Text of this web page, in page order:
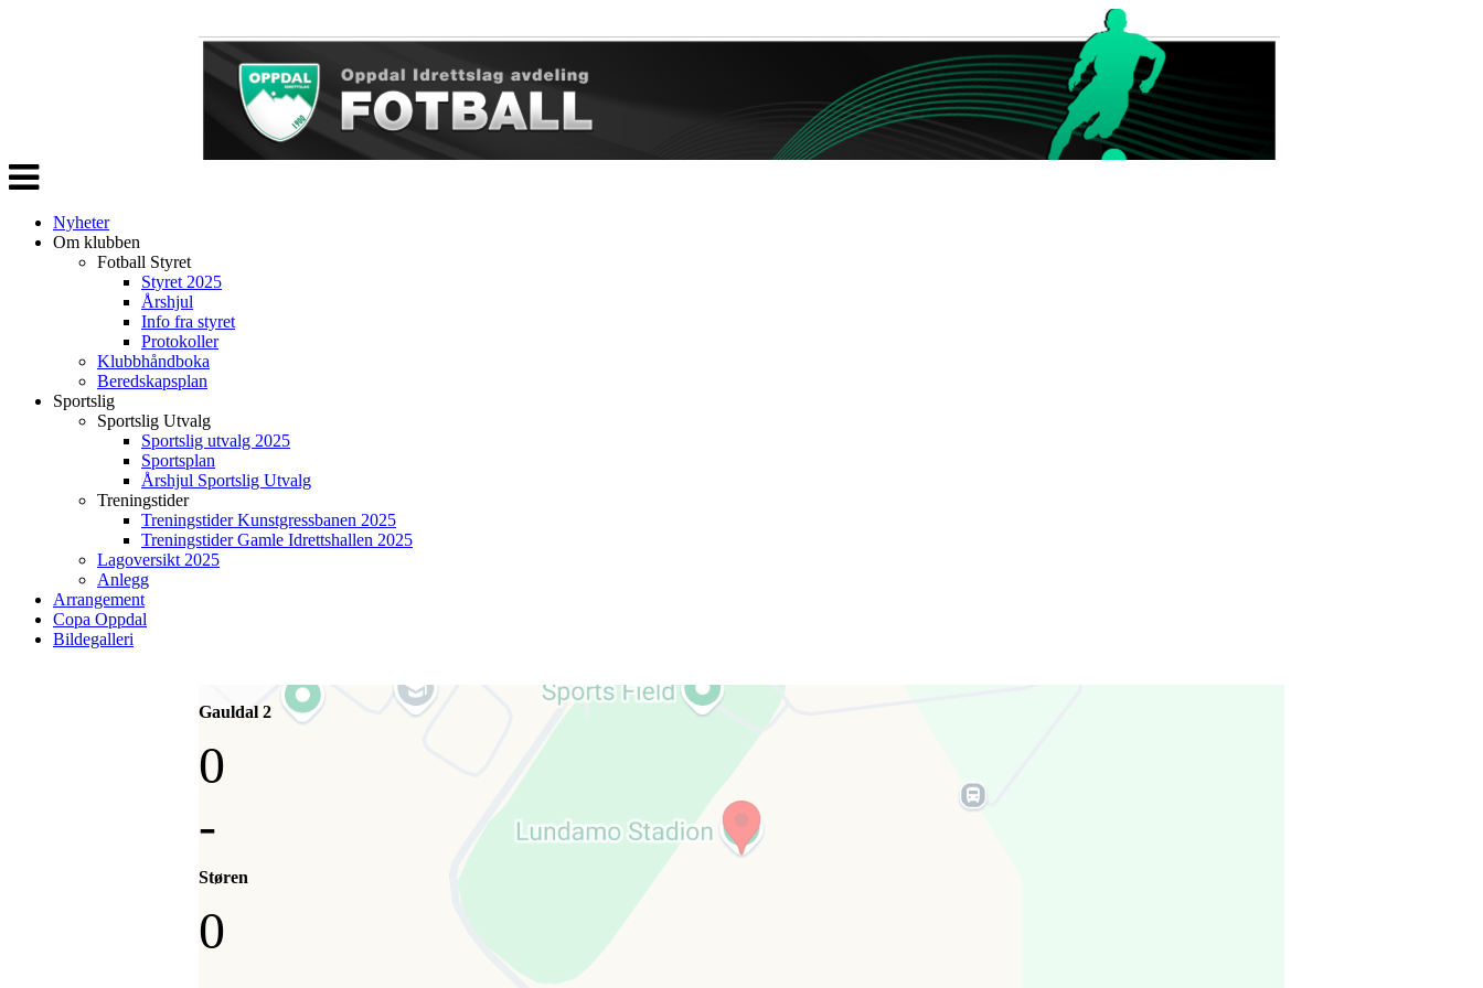
Veksle
navigasjon
Nyheter
Om klubben
Fotball Styret
Styret 2025
Årshjul
Info fra styret
Protokoller
Klubbhåndboka
Beredskapsplan
Sportslig
Sportslig Utvalg
Sportslig utvalg 2025
Sportsplan
Årshjul Sportslig Utvalg
Treningstider
Treningstider Kunstgressbanen 2025
Treningstider Gamle Idrettshallen 2025
Lagoversikt 2025
Anlegg
Arrangement
Copa Oppdal
Bildegalleri
Gauldal 2
0
-
Støren
0